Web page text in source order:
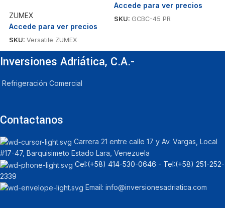
ZUMEX
Accede para ver precios
SKU: Versatile ZUMEX
Accede para ver precios
SKU: GCBC-45 PR
Inversiones Adriática, C.A.-
Refrigeración Comercial
Contactanos
Carrera 21 entre calle 17 y Av. Vargas, Local
#17-47, Barquisimeto Estado Lara, Venezuela
Cel:‪(+58) 414-530-0646‬ - Tel:‪(+58) 251-252-
2339
Email: info@inversionesadriatica.com